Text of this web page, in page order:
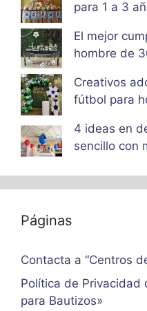
para 1 a 3
El mejor
hombre de
Creativos
fútbol para
4 ideas en
sencillo con
Páginas
Contacta a “Centros
Política de Privacidad
para Bautizos»